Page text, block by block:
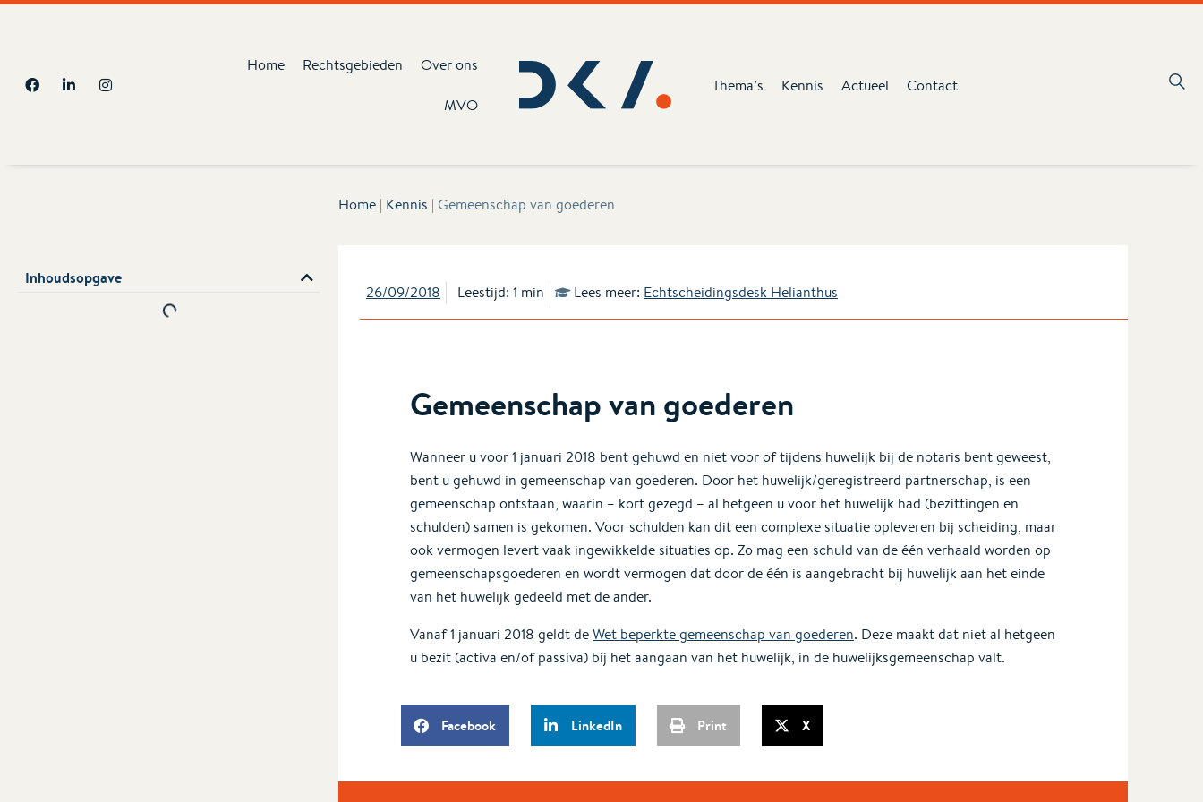
Home Rechtsgebieden Over ons
MVO
Thema’s Kennis Actueel Contact
Home | Kennis | Gemeenschap van goederen
Inhoudsopgave
26/09/2018 Leestijd: 1 min Lees meer: Echtscheidingsdesk Helianthus
Gemeenschap van goederen
Wanneer u voor 1 januari 2018 bent gehuwd en niet voor of tijdens huwelijk bij de notaris bent geweest,
bent u gehuwd in gemeenschap van goederen. Door het huwelijk/geregistreerd partnerschap, is een
gemeenschap ontstaan, waarin – kort gezegd – al hetgeen u voor het huwelijk had (bezittingen en
schulden) samen is gekomen. Voor schulden kan dit een complexe situatie opleveren bij scheiding, maar
ook vermogen levert vaak ingewikkelde situaties op. Zo mag een schuld van de één verhaald worden op
gemeenschapsgoederen en wordt vermogen dat door de één is aangebracht bij huwelijk aan het einde
van het huwelijk gedeeld met de ander.
Vanaf 1 januari 2018 geldt deWet beperkte gemeenschap van goederen. Deze maakt dat niet al hetgeen
u bezit (activa en/of passiva) bij het aangaan van het huwelijk, in de huwelijksgemeenschap valt.
Facebook LinkedIn Print X